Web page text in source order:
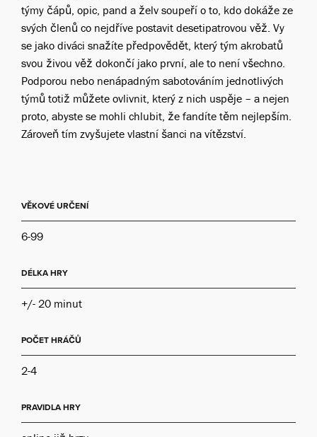
týmy čápů, opic, pand a želv soupeří o to, kdo dokáže ze
svých členů co nejdříve postavit desetipatrovou věž. Vy
se jako diváci snažíte předpovědět, který tým akrobatů
svou živou věž dokončí jako první, ale to není všechno.
Podporou nebo nenápadným sabotováním jednotlivých
týmů totiž můžete ovlivnit, který z nich uspěje – a nejen
proto, abyste se mohli chlubit, že fandíte těm nejlepším.
Zároveň tím zvyšujete vlastní šanci na vítězství.
VĚKOVÉ URČENÍ
6-99
DÉLKA HRY
+/- 20 minut
POČET HRÁČŮ
2-4
PRAVIDLA HRY